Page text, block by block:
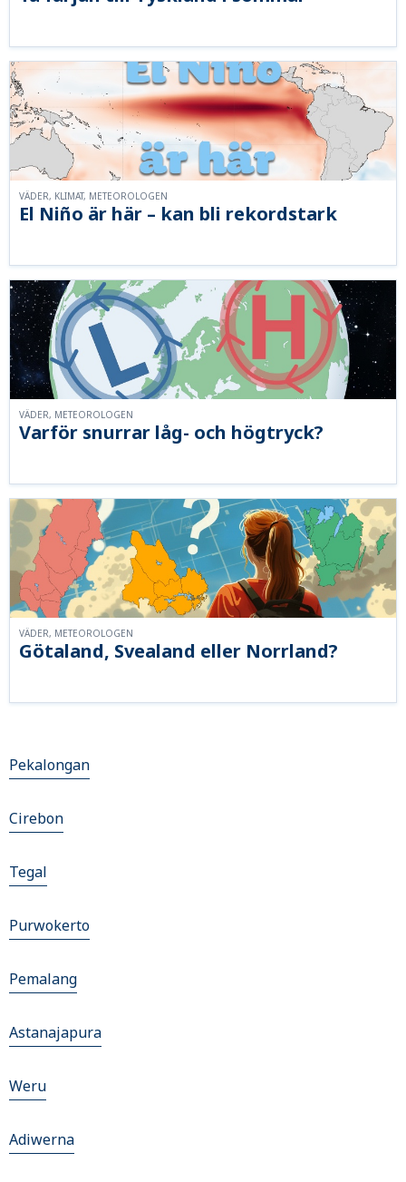
El Niño är här – kan bli rekordstark
VÄDER, KLIMAT, METEOROLOGEN
Varför snurrar låg- och högtryck?
VÄDER, METEOROLOGEN
Götaland, Svealand eller Norrland?
VÄDER, METEOROLOGEN
Pekalongan
Cirebon
Tegal
Purwokerto
Pemalang
Astanajapura
Weru
Adiwerna